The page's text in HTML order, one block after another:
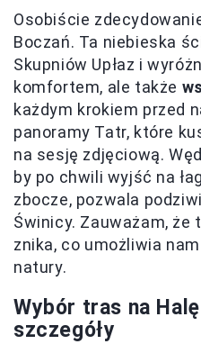
Osobiście
Boczań. Ta niebieska
Skupniów Upłaz i
komfortem, ale także
każdym krokiem przed
panoramy Tatr, które
na sesję zdjęciową.
by po chwili wyjść na
zbocze, pozwala
Świnicy. Zauważam, że
znika, co umożliwia
natury.
Wybór tras na
szczegóły